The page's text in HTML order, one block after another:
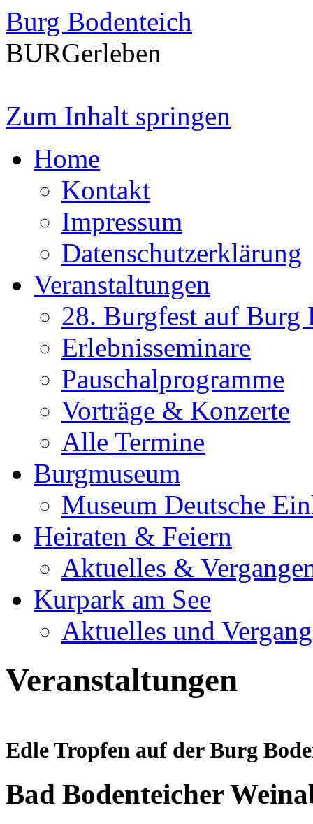
Burg Bodenteich
BURGerleben
Zum Inhalt springen
Home
Kontakt
Impressum
Datenschutzerklärung
Veranstaltungen
28. Burgfest auf Burg
Erlebnisseminare
Pauschalprogramme
Vorträge & Konzerte
Alle Termine
Burgmuseum
Museum Deutsche
Heiraten & Feiern
Aktuelles &
Kurpark am See
Aktuelles und
Veranstaltungen
Edle Tropfen auf der Burg
Bad Bodenteicher